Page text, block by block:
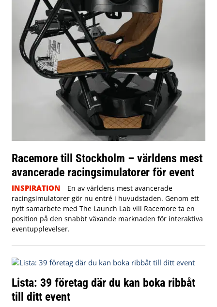
Racemore till Stockholm – världens mest
avancerade racingsimulatorer för event
INSPIRATION
En av världens mest avancerade
racingsimulatorer gör nu entré i huvudstaden. Genom ett
nytt samarbete med The Launch Lab vill Racemore ta en
position på den snabbt växande marknaden för interaktiva
eventupplevelser.
Lista: 39 företag där du kan boka ribbåt
till ditt event